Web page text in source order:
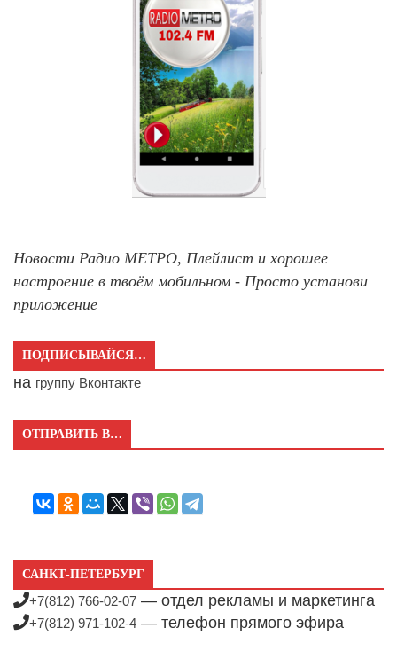
Новости Радио МЕТРО, Плейлист и хорошее
настроение в твоём мобильном - Просто установи
приложение
ПОДПИСЫВАЙСЯ…
на группу Вконтакте
ОТПРАВИТЬ В…
САНКТ-ПЕТЕРБУРГ
+7(812) 766-02-07 — отдел рекламы и маркетинга
+7(812) 971-102-4 — телефон прямого эфира